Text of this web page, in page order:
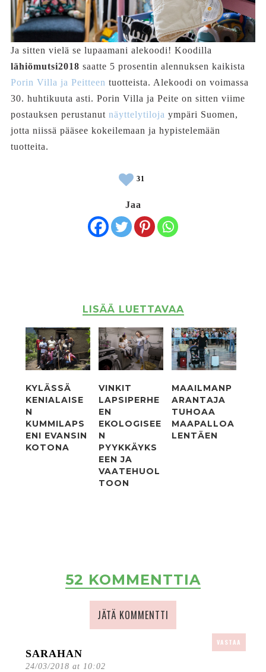
Ja sitten vielä se lupaamani alekoodi! Koodilla
lähiömutsi2018 saatte 5 prosentin alennuksen kaikista
Porin Villa ja Peitteen tuotteista. Alekoodi on voimassa
30. huhtikuuta asti. Porin Villa ja Peite on sitten viime
postauksen perustanut näyttelytiloja ympäri Suomen,
jotta niissä pääsee kokeilemaan ja hypistelemään
tuotteita.
31
Jaa
LISÄÄ LUETTAVAA
KYLÄSSÄ
KENIALAISE
N
KUMMILAPS
ENI EVANSIN
KOTONA
VINKIT
LAPSIPERHE
EN
EKOLOGISEE
N
PYYKKÄYKS
EEN JA
VAATEHUOL
TOON
MAAILMANP
ARANTAJA
TUHOAA
MAAPALLOA
LENTÄEN
52 KOMMENTTIA
JÄTÄ KOMMENTTI
SARAHAN
24/03/2018 at 10:02
VASTAA